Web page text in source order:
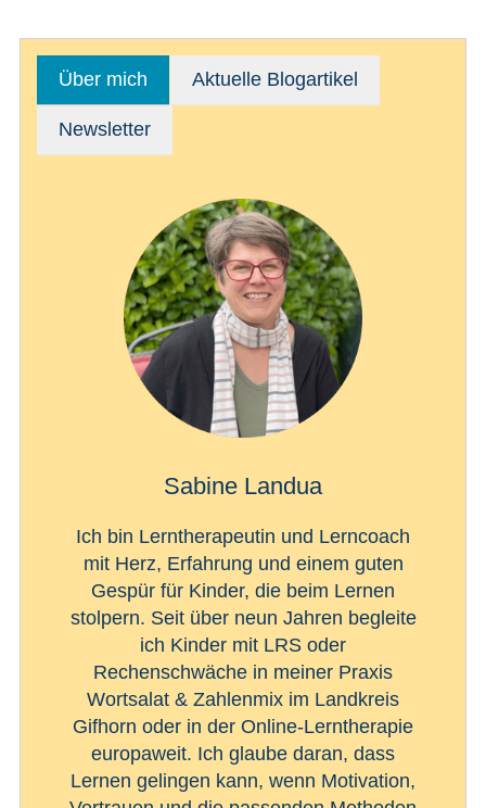
Über mich Aktuelle Blogartikel
Newsletter
Sabine Landua
Ich bin Lerntherapeutin und Lerncoach
mit Herz, Erfahrung und einem guten
Gespür für Kinder, die beim Lernen
stolpern. Seit über neun Jahren begleite
ich Kinder mit LRS oder
Rechenschwäche in meiner Praxis
Wortsalat & Zahlenmix im Landkreis
Gifhorn oder in der Online-Lerntherapie
europaweit. Ich glaube daran, dass
Lernen gelingen kann, wenn Motivation,